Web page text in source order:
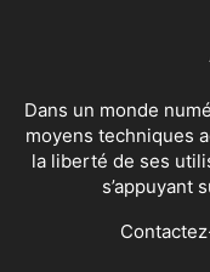
Dans un monde
moyens techniques
la liberté de ses
s’appuyant